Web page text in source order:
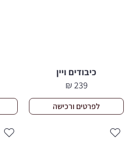
כיבודים ויין
239
₪
לפרטים ורכישה